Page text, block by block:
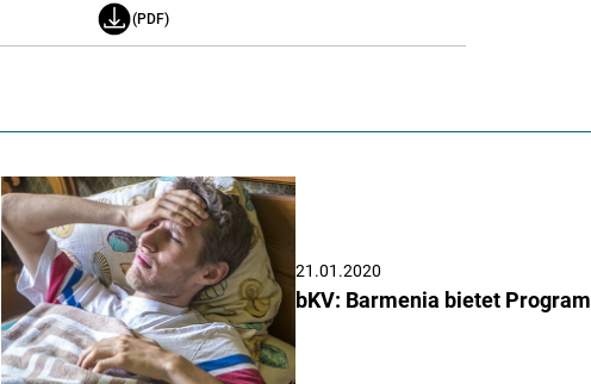
(PDF)
21.01.2020
bKV: Barmenia bietet